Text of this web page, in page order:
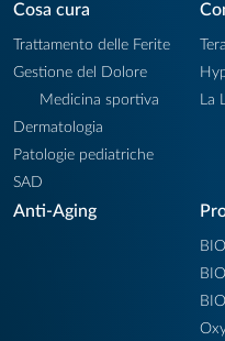
Cosa cura
Trattamento delle Ferite
Gestione del Dolore
Medicina sportiva
Dermatologia
Patologie pediatriche
SAD
La
Anti-Aging